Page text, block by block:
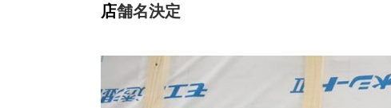
店舗名決定